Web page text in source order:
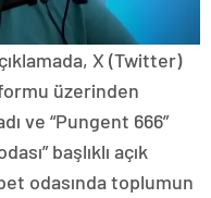
X (Twitter)
üzerinden
ve “Pungent 666”
başlıklı açık
odasında toplumun